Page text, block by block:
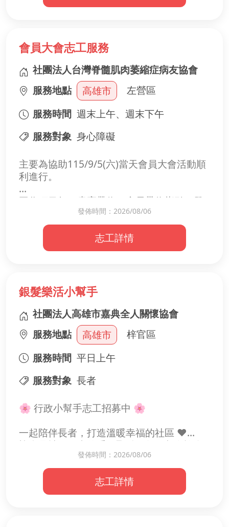
會員大會志工服務
社團法人台灣脊髓肌肉萎縮症病友協會
服務地點
高雄市
左營區
服務時間 週末上午、週末下午
服務對象 身心障礙
主要為協助115/9/5(六)當天會員大會活動順
利進行。
工作項目如，貴賓帶位、會員帶位指引、發
資料、拍攝、舞台協助、電腦多媒體控制...
等，屆時將分派工作內容與說明。
※有意願者請於連絡方式並留下您的LINE ID
更便於聯繫。(請記得打開同意加入好友，以
❚ 志工證明：如有需要，會提供獎狀式的志
工證明，如有其他格式需求再另行討論。
❚ 當天注意事項：
1、提供午餐及飲料。
2、因較多時間需要走動、站立，穿著以舒適
俐落為主即可。
3、可備隨行水瓶以便補充水分。
辦公室：07-201-0675
發佈時間：2026/08/06
志工詳情
銀髮樂活小幫手
社團法人高雄市嘉典全人關懷協會
服務地點
高雄市
梓官區
服務時間 平日上午
服務對象 長者
🌸 行政小幫手志工招募中 🌸
一起陪伴長者，打造溫暖幸福的社區 ❤️
協會是社區長者的重要聚點，每天都有許多
65歲以上長者 前來參與健康促進活動，
例如：
🩺 量血壓、健康關懷
🤸 健康操與伸展運動
發佈時間：2026/08/06
志工詳情